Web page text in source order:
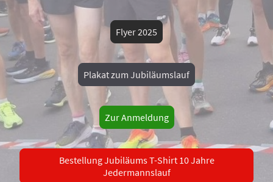
Flyer 2025
Plakat zum Jubiläumslauf
Zur Anmeldung
Bestellung Jubiläums T-Shirt 10 Jahre
Jedermannslauf